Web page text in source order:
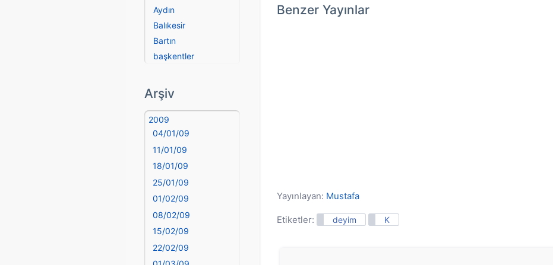
Benzer Yayınlar
Yayınlayan: Mustafa
Etiketler: deyim K
Aydın
Balıkesir
Bartın
başkentler
Bayburt
Bilecik
Bingöl
Bitlis
Bolu
Burdur
Bursa
Çanakkale
Çankırı
Çorum
Arşiv
2009
04/01/09
11/01/09
18/01/09
25/01/09
01/02/09
08/02/09
15/02/09
22/02/09